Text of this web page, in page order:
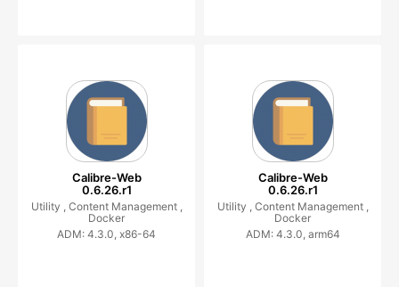
Calibre-Web
0.6.26.r1
Utility , Content Management ,
Docker
ADM: 4.3.0, x86-64
Calibre-Web
0.6.26.r1
Utility , Content Management ,
Docker
ADM: 4.3.0, arm64